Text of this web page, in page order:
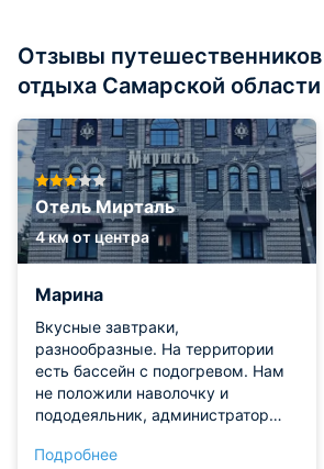
Отзывы путешественников
отдыха Самарской
Отель Мирталь
4 км от центра
Марина
Вкусные завтраки,
разнообразные. На территории
есть бассейн с подогревом. Нам
не положили наволочку и
пододеяльник, администратор
Вежливый и приветливый
Подробнее